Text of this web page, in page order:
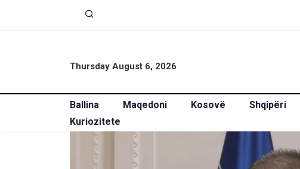
Thursday August 6, 2026
Ballina Maqedoni Kosovë Shqipëri
Kuriozitete